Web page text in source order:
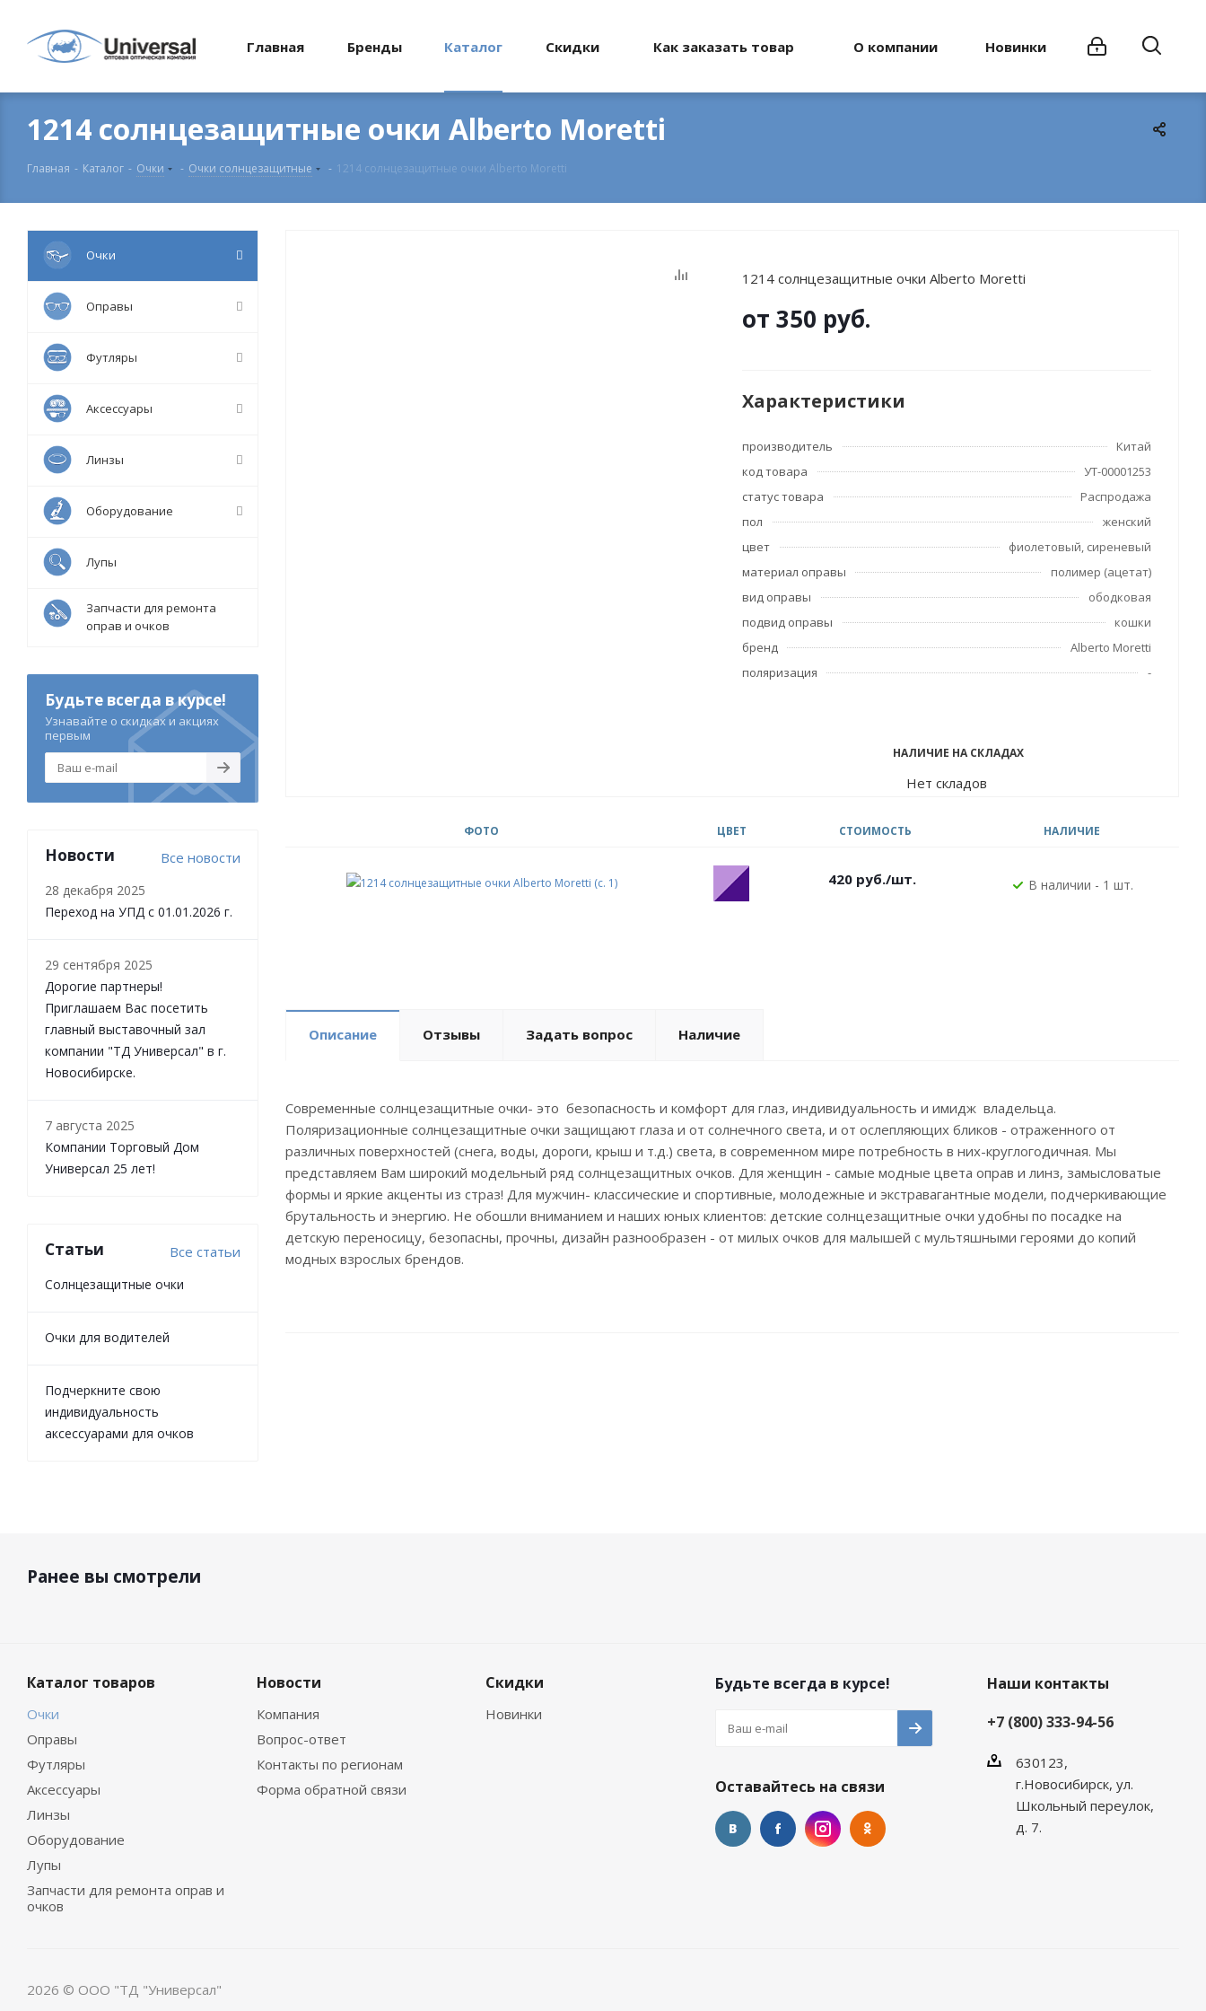
Главная Бренды Каталог Скидки Как заказать товар О компании Новинки
1214 солнцезащитные очки Alberto Moretti
Главная - Каталог - Очки - Очки солнцезащитные - 1214 солнцезащитные очки Alberto Moretti
1214 солнцезащитные очки Alberto Moretti
от 350 руб.
Характеристики
производитель
Китай
код товара
УТ-00001253
статус товара
Распродажа
пол
женский
цвет
фиолетовый, сиреневый
материал оправы
полимер (ацетат)
вид оправы
ободковая
подвид оправы
кошки
бренд
Alberto Moretti
поляризация
-
НАЛИЧИЕ НА СКЛАДАХ
Нет складов
ФОТО ЦВЕТ СТОИМОСТЬ НАЛИЧИЕ
420руб./шт. В наличии - 1 шт.
Описание Отзывы Задать вопрос Наличие
Современные солнцезащитные очки- это безопасность и комфорт для глаз, индивидуальность и имидж владельца.
Поляризационные солнцезащитные очки защищают глаза и от солнечного света, и от ослепляющих бликов - отраженного от
различных поверхностей (снега, воды, дороги, крыш и т.д.) света, в современном мире потребность в них-круглогодичная. Мы
представляем Вам широкий модельный ряд солнцезащитных очков. Для женщин - самые модные цвета оправ и линз, замысловатые
формы и яркие акценты из страз! Для мужчин- классические и спортивные, молодежные и экстравагантные модели, подчеркивающие
брутальность и энергию. Не обошли вниманием и наших юных клиентов: детские солнцезащитные очки удобны по посадке на
детскую переносицу, безопасны, прочны, дизайн разнообразен - от милых очков для малышей с мультяшными героями до копий
модных взрослых брендов.
Очки
Оправы
Футляры
Аксессуары
Линзы
Оборудование
Лупы
Запчасти для ремонта
оправ и очков
Будьте всегда в курсе!
Узнавайте о скидках и акциях
первым
Новости Все новости
28 декабря 2025
Переход на УПД с 01.01.2026 г.
29 сентября 2025
Дорогие партнеры!
Приглашаем Вас посетить
главный выставочный зал
компании "ТД Универсал" в г.
Новосибирске.
7 августа 2025
Компании Торговый Дом
Универсал 25 лет!
Статьи Все статьи
Солнцезащитные очки
Очки для водителей
Подчеркните свою
индивидуальность
аксессуарами для очков
Ранее вы смотрели
Каталог товаров
Очки
Оправы
Футляры
Аксессуары
Линзы
Оборудование
Лупы
Запчасти для ремонта оправ и
очков
Новости
Компания
Вопрос-ответ
Контакты по регионам
Форма обратной связи
Скидки
Новинки
Будьте всегда в курсе!
Оставайтесь на связи
Наши контакты
+7 (800) 333-94-56
630123,
г.Новосибирск, ул.
Школьный переулок,
д. 7.
2026 © ООО "ТД "Универсал"